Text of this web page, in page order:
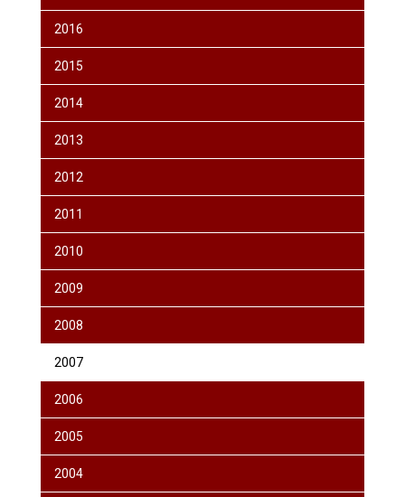
2016
2015
2014
2013
2012
2011
2010
2009
2008
2007
2006
2005
2004